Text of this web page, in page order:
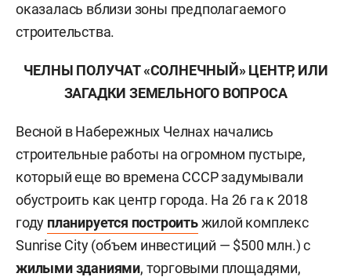
оказалась вблизи зоны предполагаемого
строительства.
ЧЕЛНЫ ПОЛУЧАТ «СОЛНЕЧНЫЙ» ЦЕНТР, ИЛИ
ЗАГАДКИ ЗЕМЕЛЬНОГО ВОПРОСА
Весной в Набережных Челнах начались
строительные работы на огромном пустыре,
который еще во времена СССР задумывали
обустроить как центр города. На 26 га к 2018
году планируется построитьжилой комплекс
Sunrise City (объем инвестиций — $500 млн.) с
жилыми зданиями, торговыми площадями,